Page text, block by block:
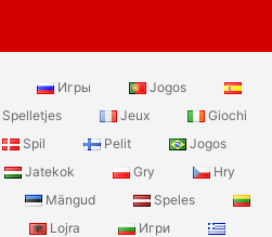
Игры
Jogos
Spelletjes Jeux
Giochi
Spil Pelit
Jogos
Jatekok Gry
Hry
Mängud
Speles
Lojra
Игри